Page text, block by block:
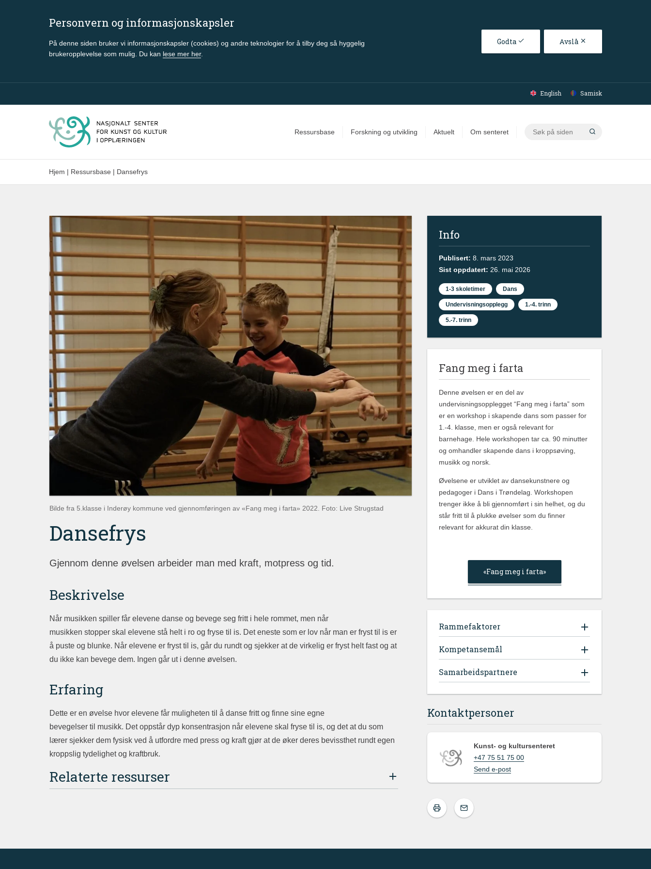
Personvern og informasjonskapsler
På denne siden bruker vi informasjonskapsler (cookies) og andre teknologier for å tilby deg så hyggelig
brukeropplevelse som mulig. Du kan lese mer her.
Godta Avslå
Gå til hovedinnhold
English Samisk
Ressursbase Forskning og utvikling Aktuelt Om senteret
Søk
Hjem | Ressursbase | Dansefrys
Bilde fra 5.klasse i Inderøy kommune ved gjennomføringen av «Fang meg i farta» 2022. Foto: Live Strugstad
Dansefrys
Gjennom denne øvelsen arbeider man med kraft, motpress og tid.
Beskrivelse
Når musikken spiller får elevene danse og bevege seg fritt i hele rommet, men når
musikken stopper skal elevene stå helt i ro og fryse til is. Det eneste som er lov når man er fryst til is er
å puste og blunke. Når elevene er fryst til is, går du rundt og sjekker at de virkelig er fryst helt fast og at
du ikke kan bevege dem. Ingen går ut i denne øvelsen.
Erfaring
Dette er en øvelse hvor elevene får muligheten til å danse fritt og finne sine egne
bevegelser til musikk. Det oppstår dyp konsentrasjon når elevene skal fryse til is, og det at du som
lærer sjekker dem fysisk ved å utfordre med press og kraft gjør at de øker deres bevissthet rundt egen
kroppslig tydelighet og kraftbruk.
Relaterte ressurser
Info
Publisert: 8. mars 2023
Sist oppdatert: 26. mai 2026
1-3 skoletimer Dans
Undervisningsopplegg 1.-4. trinn
5.-7. trinn
Fang meg i farta
Denne øvelsen er en del av
undervisningsopplegget “Fang meg i farta” som
er en workshop i skapende dans som passer for
1.-4. klasse, men er også relevant for
barnehage. Hele workshopen tar ca. 90 minutter
og omhandler skapende dans i kroppsøving,
musikk og norsk.
Øvelsene er utviklet av dansekunstnere og
pedagoger i Dans i Trøndelag. Workshopen
trenger ikke å bli gjennomført i sin helhet, og du
står fritt til å plukke øvelser som du finner
relevant for akkurat din klasse.
«Fang meg i farta»
Rammefaktorer
Kompetansemål
Samarbeidspartnere
Kontaktpersoner
Kunst- og kultursenteret
+47 75 51 75 00
Send e-post